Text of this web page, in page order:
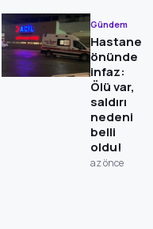
Gündem
Hastane
önünde
infaz:
Ölü var,
saldırı
nedeni
belli
oldu!
az önce